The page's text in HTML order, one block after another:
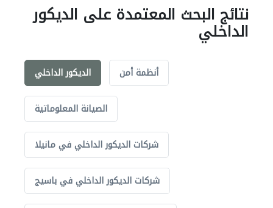
نتائج البحث المعتمدة على الديكور
الداخلي
الديكور الداخلي أنظمة أمن
الصيانة المعلوماتية
شركات الديكور الداخلي في مانيلا
شركات الديكور الداخلي في باسيج